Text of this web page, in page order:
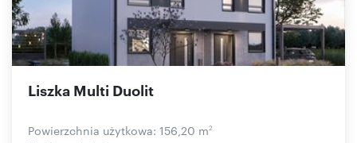
Liszka Multi Duolit
Powierzchnia użytkowa: 156,20 m2